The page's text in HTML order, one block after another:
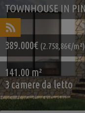
TOWNHOUSE IN
389.000€ (2.758,86€/m²)
141.00 m²
3 camere da letto